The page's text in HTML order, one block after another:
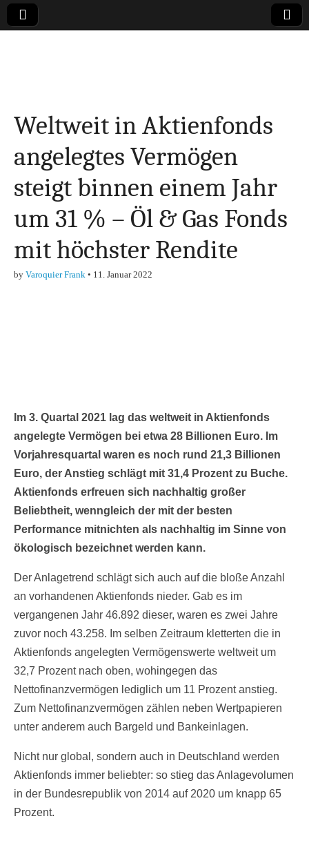
Finanzen,
Marketing-, Vertrieb-
& Investment-Tipps
Weltweit in Aktienfonds
angelegtes Vermögen
steigt binnen einem Jahr
um 31 % – Öl & Gas Fonds
mit höchster Rendite
by Varoquier Frank • 11. Januar 2022
Im 3. Quartal 2021 lag das weltweit in Aktienfonds
angelegte Vermögen bei etwa 28 Billionen Euro. Im
Vorjahresquartal waren es noch rund 21,3 Billionen
Euro, der Anstieg schlägt mit 31,4 Prozent zu Buche.
Aktienfonds erfreuen sich nachhaltig großer
Beliebtheit, wenngleich der mit der besten
Performance mitnichten als nachhaltig im Sinne von
ökologisch bezeichnet werden kann.
Der Anlagetrend schlägt sich auch auf die bloße Anzahl
an vorhandenen Aktienfonds nieder. Gab es im
vergangenen Jahr 46.892 dieser, waren es zwei Jahre
zuvor noch 43.258. Im selben Zeitraum kletterten die in
Aktienfonds angelegten Vermögenswerte weltweit um
32,7 Prozent nach oben, wohingegen das
Nettofinanzvermögen lediglich um 11 Prozent anstieg.
Zum Nettofinanzvermögen zählen neben Wertpapieren
unter anderem auch Bargeld und Bankeinlagen.
Nicht nur global, sondern auch in Deutschland werden
Aktienfonds immer beliebter: so stieg das Anlagevolumen
in der Bundesrepublik von 2014 auf 2020 um knapp 65
Prozent.